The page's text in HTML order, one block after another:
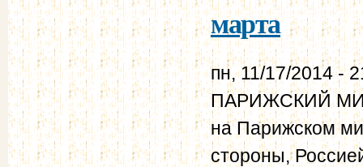
марта
пн, 11/17/2014 -
ПАРИЖСКИЙ
на Парижском
стороны,